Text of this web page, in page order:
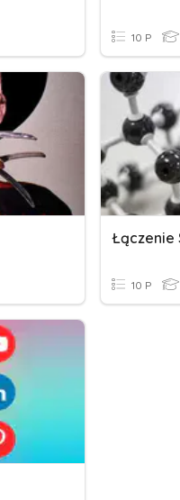
10 P
10 P